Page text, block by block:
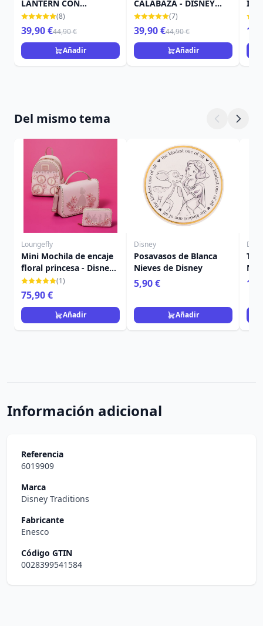
LANTERN CON
MURCIÉLAGO - DISNEY
TRADITIONS
(8)
39,90 €44,90 €
Añadir
CALABAZA - DISNEY
TRADITIONS
(7)
39,90 €44,90 €
Añadir
IN
Del mismo tema
Loungefly
Mini Mochila de encaje
floral princesa - Disney
Loungefly(1)
75,90 €
Añadir
Disney
Posavasos de Blanca
Nieves de Disney
5,90 €
Añadir
Información adicional
Referencia
6019909
Marca
Disney Traditions
Fabricante
Enesco
Código GTIN
0028399541584